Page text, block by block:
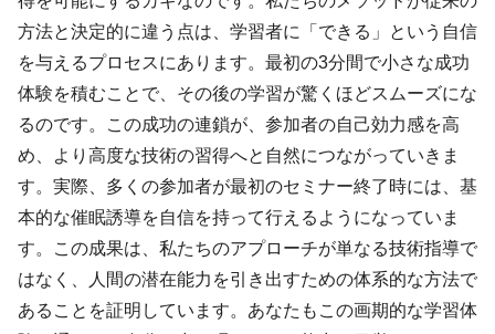
方法と決定的に違う点は、学習者に「できる」という自信
を与えるプロセスにあります。最初の3分間で小さな成功
体験を積むことで、その後の学習が驚くほどスムーズにな
るのです。この成功の連鎖が、参加者の自己効力感を高
め、より高度な技術の習得へと自然につながっていきま
す。実際、多くの参加者が最初のセミナー終了時には、基
本的な催眠誘導を自信を持って行えるようになっていま
す。この成果は、私たちのアプローチが単なる技術指導で
はなく、人間の潜在能力を引き出すための体系的な方法で
あることを証明しています。あなたもこの画期的な学習体